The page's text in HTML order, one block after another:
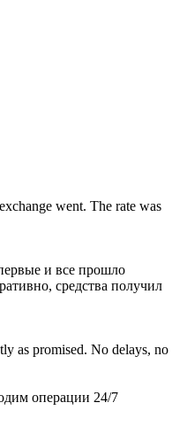
went. The rate was
и все прошло
средства получил
as promised. No delays, no
операции 24/7